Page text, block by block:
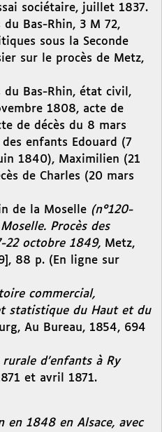
sociétaire, juillet 1837.
Bas-Rhin, 3 M 72,
sous la Seconde
sur le procès de Metz,
du Bas-Rhin, état civil,
1808, acte de
de décès du 8 mars
enfants Edouard (7
1840), Maximilien (21
de Charles (20 mars
de la Moselle (n°120-
Procès des
22 octobre 1849, Metz,
88 p. (En ligne sur
commercial,
statistique du Haut et du
Au Bureau, 1854, 694
d’enfants à Ry
et avril 1871.
en 1848 en Alsace, avec